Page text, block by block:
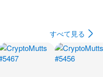
すべて見る